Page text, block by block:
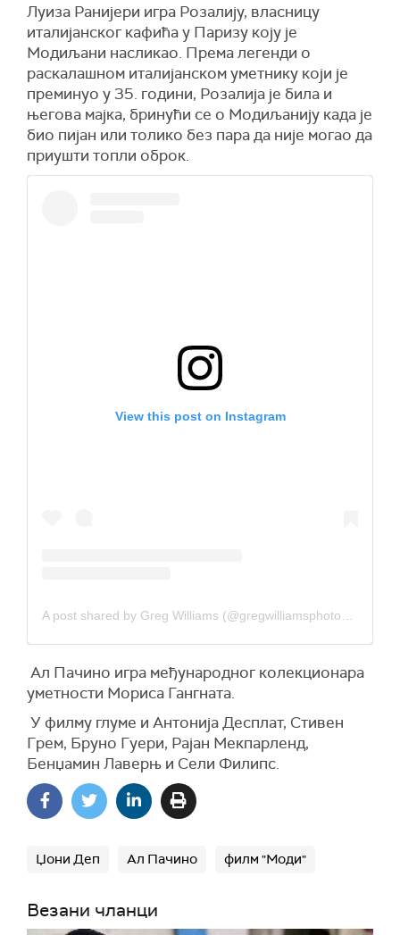
Луиза Ранијери игра Розалију, власницу
италијанског кафића у Паризу коју је
Модиљани насликао. Према легенди о
раскалашном италијанском уметнику који је
преминуо у 35. години, Розалија је била и
његова мајка, бринући се о Модиљанију када је
био пијан или толико без пара да није могао да
приушти топли оброк.
View this post on Instagram
Ал Пачино игра међународног колекционара
уметности Мориса Гангната.
У филму глуме и Антонија Десплат, Стивен
Грем, Бруно Гуери, Рајан Мекпарленд,
Бенџамин Лаверњ и Сели Филипс.
Џони Деп Ал Пачино филм "Моди"
Везани чланци